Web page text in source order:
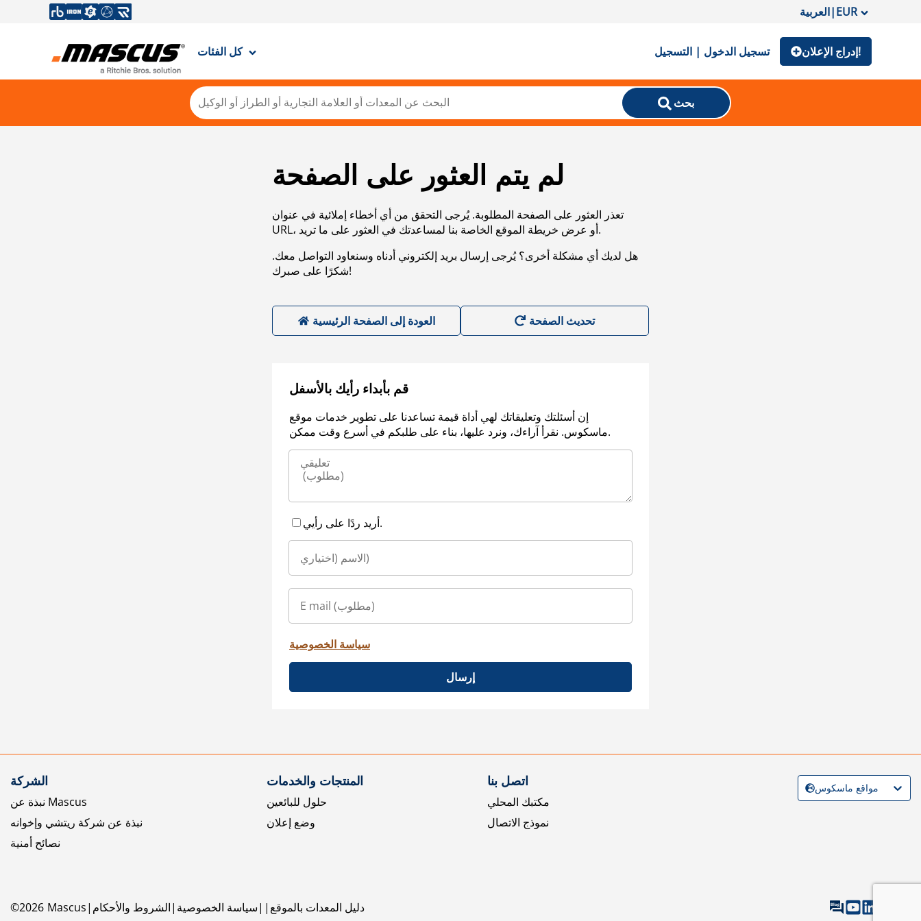
العربية|EUR
كل الفئات تسجيل الدخول | التسجيل إدراج الإعلان!
بحث
لم يتم العثور على الصفحة
تعذر العثور على الصفحة المطلوبة. يُرجى التحقق من أي أخطاء إملائية في عنوان
URL، أو عرض خريطة الموقع الخاصة بنا لمساعدتك في العثور على ما تريد.
هل لديك أي مشكلة أخرى؟ يُرجى إرسال بريد إلكتروني أدناه وسنعاود التواصل معك.
شكرًا على صبرك!
العودة إلى الصفحة الرئيسية
قم بأبداء رأيك بالأسفل
إن أسئلتك وتعليقاتك لهي أداة قيمة تساعدنا على تطوير خدمات موقع
ماسكوس. نقرأ آراءك، ونرد عليها، بناء على طلبكم في أسرع وقت ممكن.
أريد ردًا على رأيي.
سياسة الخصوصية
إرسال
الشركة
نبذة عن Mascus
نبذة عن شركة ريتشي وإخوانه
نصائح أمنية
المنتجات والخدمات
حلول للبائعين
وضع إعلان
اتصل بنا
مكتبك المحلي
نموذج الاتصال
©2026 Mascus الشروط والأحكام سياسة الخصوصية دليل المعدات بالموقع
مواقع ماسكوس